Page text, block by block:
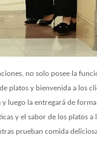
no solo posee la
platos y bienvenida a los
luego la entregará de
y el sabor de los platos
prueban comida